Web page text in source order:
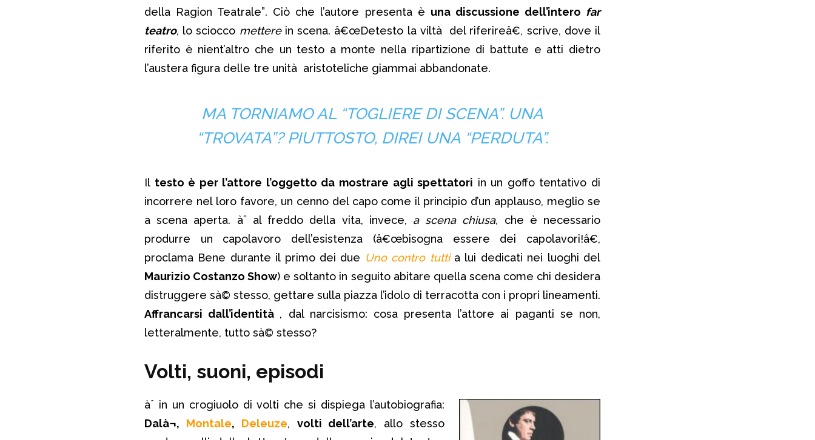
della Ragion Teatrale”. Ciò che l’autore presenta è una discussione dell’intero far
teatro, lo sciocco mettere in scena. â€œDetesto la viltà del riferireâ€, scrive, dove il
riferito è nient’altro che un testo a monte nella ripartizione di battute e atti dietro
l’austera figura delle tre unità aristoteliche giammai abbandonate.
MA TORNIAMO AL “TOGLIERE DI SCENA”. UNA
“TROVATA”? PIUTTOSTO, DIREI UNA “PERDUTA”.
Il testo è per l’attore l’oggetto da mostrare agli spettatori in un goffo tentativo di
incorrere nel loro favore, un cenno del capo come il principio d’un applauso, meglio se
a scena aperta. àˆ al freddo della vita, invece, a scena chiusa, che è necessario
produrre un capolavoro dell’esistenza (â€œbisogna essere dei capolavori!â€,
proclama Bene durante il primo dei due Uno contro tutti a lui dedicati nei luoghi del
Maurizio Costanzo Show) e soltanto in seguito abitare quella scena come chi desidera
distruggere sà© stesso, gettare sulla piazza l’idolo di terracotta con i propri lineamenti.
Affrancarsi dall’identità , dal narcisismo: cosa presenta l’attore ai paganti se non,
letteralmente, tutto sà© stesso?
Volti, suoni, episodi
àˆ in un crogiuolo di volti che si dispiega l’autobiografia:
Dalà¬, Montale, Deleuze, volti dell’arte, allo stesso